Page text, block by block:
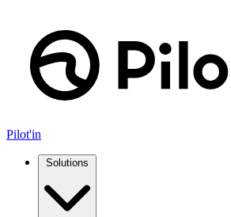
contenu
Pilot'in
Solutions